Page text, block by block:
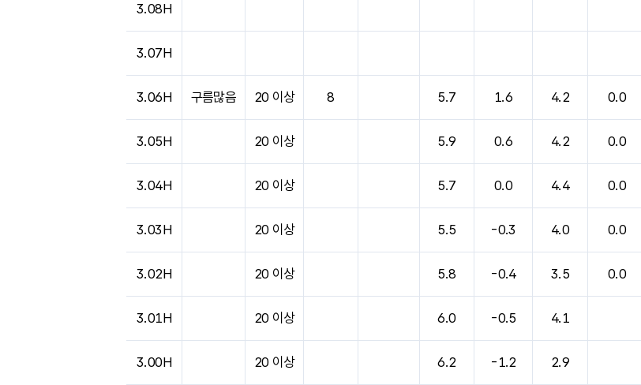
3.08H
3.07H
3.06H 구름많음 20 이상 8 5.7 1.6 4.2 0.0
3.05H 20 이상 5.9 0.6 4.2 0.0
3.04H 20 이상 5.7 0.0 4.4 0.0
3.03H 20 이상 5.5 -0.3 4.0 0.0
3.02H 20 이상 5.8 -0.4 3.5 0.0
3.01H 20 이상 6.0 -0.5 4.1
3.00H 20 이상 6.2 -1.2 2.9